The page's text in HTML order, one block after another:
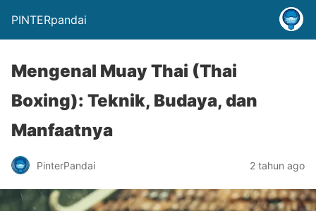
PINTERpandai
Mengenal Muay Thai (Thai
Boxing): Teknik, Budaya, dan
Manfaatnya
PinterPandai 2 tahun ago